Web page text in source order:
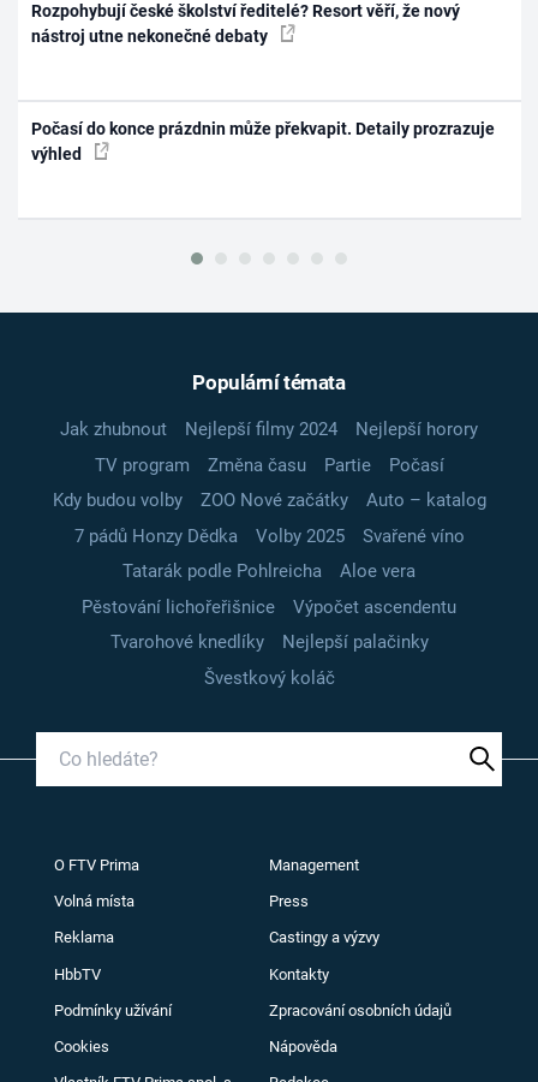
Rozpohybují české školství ředitelé? Resort věří, že nový
nástroj utne nekonečné debaty
Počasí do konce prázdnin může překvapit. Detaily prozrazuje
výhled
Populární témata
Jak zhubnout Nejlepší filmy 2024
Nejlepší horory
TV program
Změna času Partie
Počasí
Kdy budou volby
ZOO Nové začátky
Auto – katalog
7 pádů Honzy Dědka
Volby 2025
Svařené víno
Tatarák podle Pohlreicha
Aloe vera
Pěstování lichořeřišnice
Výpočet ascendentu
Tvarohové knedlíky
Nejlepší palačinky
Švestkový koláč
O FTV Prima Management
Volná místa Press
Reklama Castingy a výzvy
HbbTV Kontakty
Podmínky užívání Zpracování osobních údajů
Cookies Nápověda